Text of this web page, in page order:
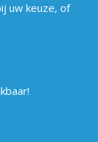
uw keuze, of